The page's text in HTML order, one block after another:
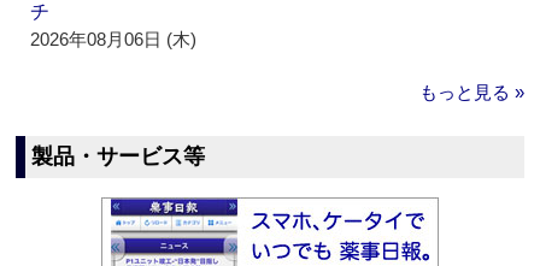
チ
2026年08月06日 (木)
もっと見る »
製品・サービス等